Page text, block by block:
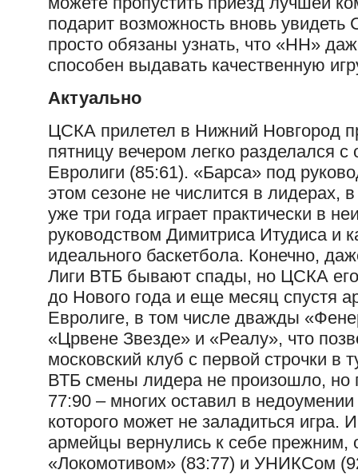
подарит возможность вновь
просто обязаны узнать, что «НН»
способен выдавать качественную
Актуально
ЦСКА прилетел в Нижний Новгород
пятницу вечером легко разделался
Евролиги (85:61). «Барса» под
этом сезоне не числится в лидерах,
уже три года играет практически в
руководством Димитриса Итудиса и
идеального баскетбола. Конечно,
Лиги ВТБ бывают спады, но ЦСКА
до Нового года и еще месяц спустя
Евролиге, в том числе дважды
«Црвене Звезде» и «Реалу», что
московский клуб с первой строчки в
ВТБ смены лидера не произошло, но
77:90 – многих оставил в
которого может не заладиться игра.
армейцы вернулись к себе прежним,
«Локомотивом» (83:77) и УНИКСом